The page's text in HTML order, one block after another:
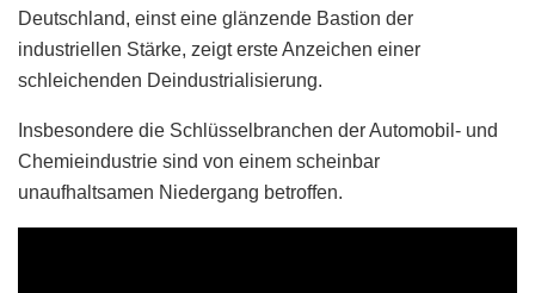
Deutschland, einst eine glänzende Bastion der
industriellen Stärke, zeigt erste Anzeichen einer
schleichenden Deindustrialisierung.
Insbesondere die Schlüsselbranchen der Automobil- und
Chemieindustrie sind von einem scheinbar
unaufhaltsamen Niedergang betroffen.